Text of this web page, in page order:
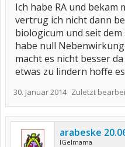
Ich habe RA und
vertrug ich nicht dann
biologicum und seit
habe null
macht es nicht besser
etwas zu lindern hoffe
30. Januar 2014 Zuletzt
arabeske
IGelmama